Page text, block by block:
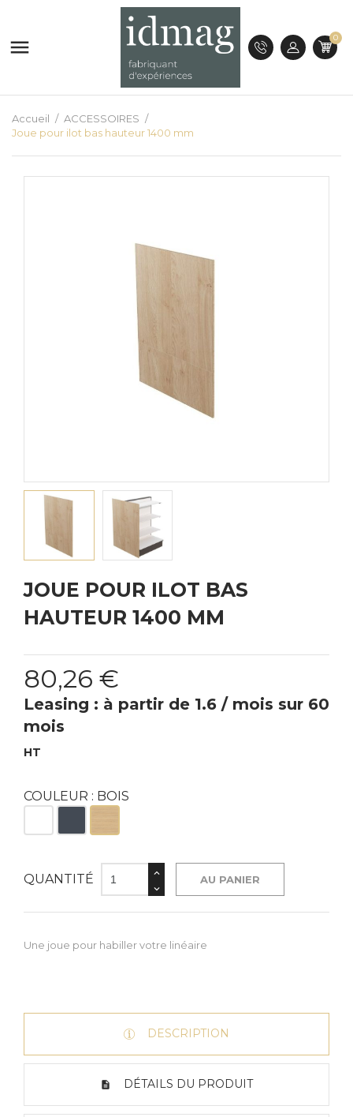
 0
Accueil
ACCESSOIRES
Joue pour ilot bas hauteur 1400 mm
JOUE POUR ILOT BAS
HAUTEUR 1400 MM
80,26 €
Leasing : à partir de 1.6 / mois sur 60
mois
HT
COULEUR : BOIS
QUANTITÉ AU PANIER
Une joue pour habiller votre linéaire
DESCRIPTION
DÉTAILS DU PRODUIT